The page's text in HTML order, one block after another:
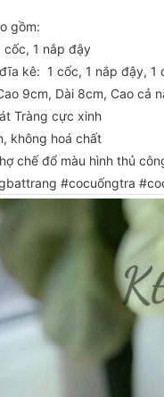
gồm:
1 nắp đậy
kê: 1 cốc, 1 nắp đậy, 1
9cm, Dài 8cm, Cao cả
Tràng cực xinh
không hoá chất
chế đổ màu hình thủ
#cocuốngtra